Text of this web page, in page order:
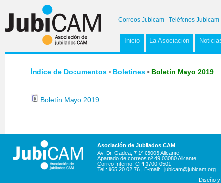
Correos Jubicam Teléfonos Jubicam
Inicio La Asociación
Índice de Documentos > Boletines > Boletín Mayo 2019
Boletín Mayo 2019
Asociación de Jubilados CAM
Av. Dr. Gadea, 7 1º 03003 Alicante
Apartado de correos nº 49 03080 Alicante
Correo Interno: CPI 3700-0501
Tel.: 965 20 02 76 | E-mail:
jubicam@jubicam.org
Diseño